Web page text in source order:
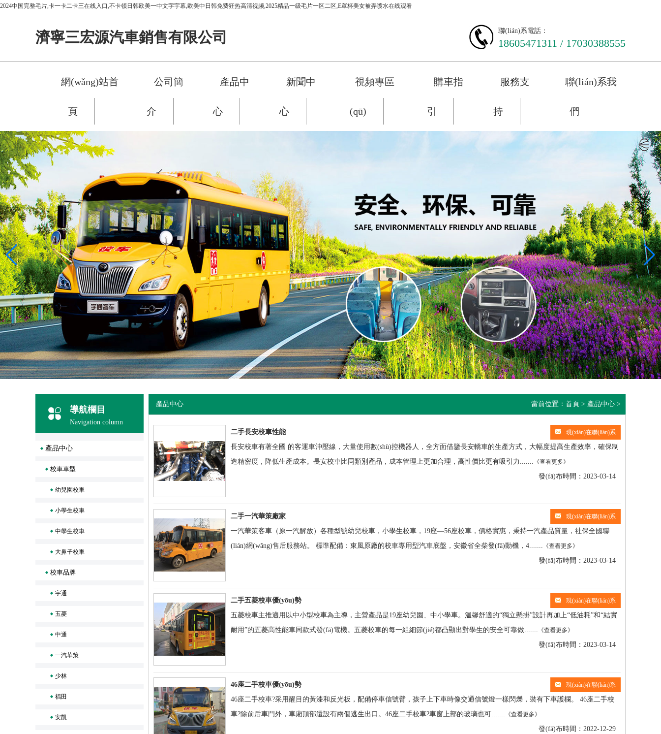
2024中国完整毛片,卡一卡二卡三在线入口,不卡顿日韩欧美一中文字宇幕,欧美中日韩免费狂热高清视频,2025精品一级毛片一区二区,E罩杯美女被弄喷水在线观看
濟寧三宏源汽車銷售有限公司 聯(lián)系電話：
18605471311 / 17030388555
網(wǎng)站首
頁
公司簡
介
產品中
心
新聞中
心
視頻專區
(qū)
購車指
引
服務支
持
聯(lián)系我
們
導航欄目
Navigation column
產品中心
校車車型
幼兒園校車
小學生校車
中學生校車
大鼻子校車
校車品牌
宇通
五菱
中通
一汽華策
少林
福田
安凱
當前位置： 首頁 > 產品中心 >
產品中心
現(xiàn)在聯(lián)系
二手長安校車性能
長安校車有著全國 的客運車沖壓線，大量使用數(shù)控機器人，全方面借鑒長安轎車的生產方式，大幅度提高生產效率，確保制
造精密度，降低生產成本。長安校車比同類別產品，成本管理上更加合理，高性價比更有吸引力....... 《查看更多》
發(fā)布時間：2023-03-14
現(xiàn)在聯(lián)系
二手一汽華策廠家
一汽華策客車（原一汽解放）各種型號幼兒校車，小學生校車，19座—56座校車，價格實惠，秉持一汽產品質量，社保全國聯
(lián)網(wǎng)售后服務站。 標準配備：東風原廠的校車專用型汽車底盤，安徽省全柴發(fā)動機，4....... 《查看更多》
發(fā)布時間：2023-03-14
現(xiàn)在聯(lián)系
二手五菱校車優(yōu)勢
五菱校車主推適用以中小型校車為主導，主營產品是19座幼兒園、中小學車。溫馨舒適的“獨立懸掛”設計再加上“低油耗”和“結實
耐用”的五菱高性能車同款式發(fā)電機。五菱校車的每一組細節(jié)都凸顯出對學生的安全可靠做....... 《查看更多》
發(fā)布時間：2023-03-14
現(xiàn)在聯(lián)系
46座二手校車優(yōu)勢
46座二手校車?采用醒目的黃漆和反光板，配備停車信號臂，孩子上下車時像交通信號燈一樣閃爍，裝有下車護欄。 46座二手校
車?除前后車門外，車廂頂部還設有兩個逃生出口。46座二手校車?車窗上部的玻璃也可....... 《查看更多》
發(fā)布時間：2022-12-29